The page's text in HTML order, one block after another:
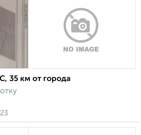
35 км от города